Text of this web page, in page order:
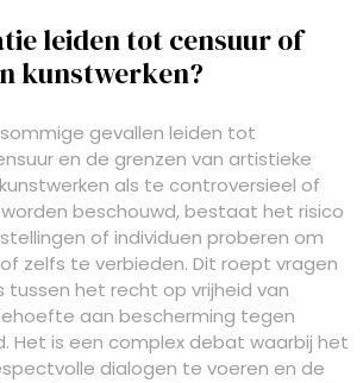
leiden tot censuur of
kunstwerken?
gevallen leiden tot
en de grenzen van artistieke
als te controversieel of
beschouwd, bestaat het risico
of individuen proberen om
zelfs te verbieden. Dit roept vragen
tussen het recht op vrijheid van
aan bescherming tegen
Het is een complex debat waarbij het
dialogen te voeren en de